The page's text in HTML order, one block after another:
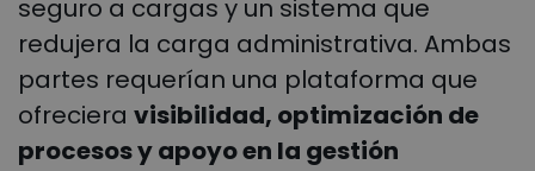
seguro a cargas y un sistema que
redujera la carga administrativa. Ambas
partes requerían una plataforma que
ofreciera visibilidad, optimización de
procesos y apoyo en la gestión